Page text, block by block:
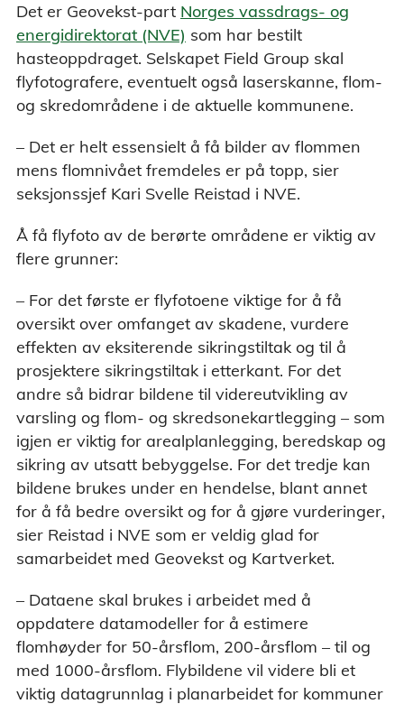
Det er Geovekst-part Norges vassdrags- og
energidirektorat (NVE) som har bestilt
hasteoppdraget. Selskapet Field Group skal
flyfotografere, eventuelt også laserskanne, flom-
og skredområdene i de aktuelle kommunene.
– Det er helt essensielt å få bilder av flommen
mens flomnivået fremdeles er på topp, sier
seksjonssjef Kari Svelle Reistad i NVE.
Å få flyfoto av de berørte områdene er viktig av
flere grunner:
– For det første er flyfotoene viktige for å få
oversikt over omfanget av skadene, vurdere
effekten av eksiterende sikringstiltak og til å
prosjektere sikringstiltak i etterkant. For det
andre så bidrar bildene til videreutvikling av
varsling og flom- og skredsonekartlegging – som
igjen er viktig for arealplanlegging, beredskap og
sikring av utsatt bebyggelse. For det tredje kan
bildene brukes under en hendelse, blant annet
for å få bedre oversikt og for å gjøre vurderinger,
sier Reistad i NVE som er veldig glad for
samarbeidet med Geovekst og Kartverket.
– Dataene skal brukes i arbeidet med å
oppdatere datamodeller for å estimere
flomhøyder for 50-årsflom, 200-årsflom – til og
med 1000-årsflom. Flybildene vil videre bli et
viktig datagrunnlag i planarbeidet for kommuner